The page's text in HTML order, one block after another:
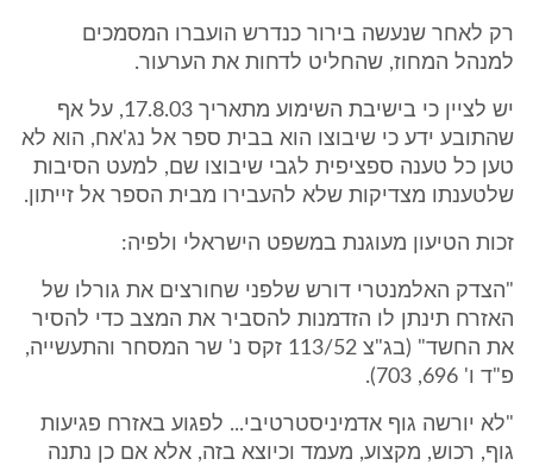
רק לאחר שנעשה בירור כנדרש הועברו המסמכים
למנהל המחוז, שהחליט לדחות את הערעור.
יש לציין כי בישיבת השימוע מתאריך 17.8.03, על אף
שהתובע ידע כי שיבוצו הוא בבית ספר אל נג'אח, הוא לא
טען כל טענה ספציפית לגבי שיבוצו שם, למעט הסיבות
שלטענתו מצדיקות שלא להעבירו מבית הספר אל זייתון.
זכות הטיעון מעוגנת במשפט הישראלי ולפיה:
"הצדק האלמנטרי דורש שלפני שחורצים את גורלו של
האזרח תינתן לו הזדמנות להסביר את המצב כדי להסיר
את החשד" (בג"צ 113/52 זקס נ' שר המסחר והתעשייה,
פ"ד ו' 696, 703).
"לא יורשה גוף אדמיניסטרטיבי... לפגוע באזרח פגיעות
גוף, רכוש, מקצוע, מעמד וכיוצא בזה, אלא אם כן נתנה